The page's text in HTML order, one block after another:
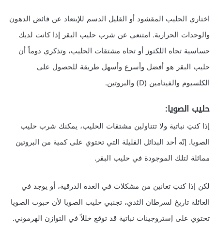
اختاري الحليب المقشود أو القليل الدسم للإبتعاد عن فائض الدهون
والوحدات الحرارية. امتنعي عن شرب حليب البقر إذا كانت لديك
حساسية تجاه اللكتوز أو تجاه مشتقات الحليب، وتذكري دوماً أن
حليب البقر هو أفضل وأسرع وأسهل طريقة للحصول على
الكلسيوم والفيتامين (D) والبروتين.
حليب الصويا:
إذا كنتِ نباتية ولا تتناولين مشتقات الحليب، يمكنك شرب حليب
الصويا. إنّه أحد البدائل القليلة التي تحتوي على كمية من البروتين
مماثلة لتلك الموجودة في حليب البقر.
لكن إذا كنتِ تعانين من مشكلات في الغدة الدرقية، أو يوجد في
العائلة تاريخ لسرطان الثدي، تجنبي حليب الصويا لأن حبوب الصويا
تحتوي على إستروجينات نباتية قد توقع خللاً في التوازن الهرموني.